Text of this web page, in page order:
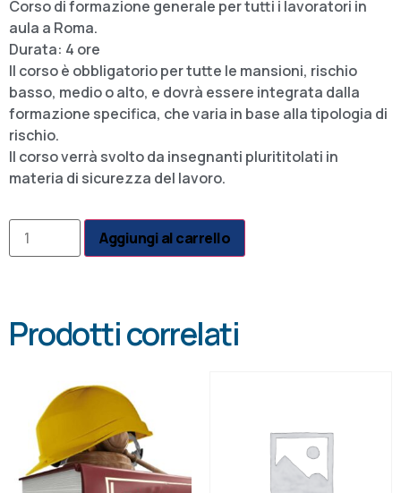
Corso di formazione generale per tutti i lavoratori in
aula a Roma.
Durata: 4 ore
Il corso è obbligatorio per tutte le mansioni, rischio
basso, medio o alto, e dovrà essere integrata dalla
formazione specifica, che varia in base alla tipologia di
rischio.
Il corso verrà svolto da insegnanti plurititolati in
materia di sicurezza del lavoro.
Aggiungi al carrello
Prodotti correlati